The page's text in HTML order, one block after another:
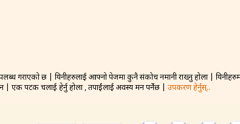
अद्भुत साँझको लागि आउन सक्छन्। आफ्नो प्रिय वा जोडीबाट राम्रो सञ्चार
वा सन्देशले आज तपाईंको हौसलामा बृद्धि गर्नेछ। साहसपूर्ण कदम र निर्णयले
गराएको छ | यिनीहरुलाई आफ्नो पेजमा कुनै संकोच नमानी राख्नु होला |
| एक पटक चलाई हेर्नु होला , तपाईंलाई अवस्य मन पर्नेछ | उपकरण हेर्नुस्..